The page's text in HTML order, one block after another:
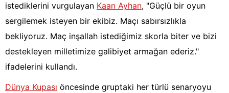
istediklerini vurgulayan Kaan Ayhan, "Güçlü bir oyun
sergilemek isteyen bir ekibiz. Maçı sabırsızlıkla
bekliyoruz. Maç inşallah istediğimiz skorla biter ve bizi
destekleyen milletimize galibiyet armağan ederiz."
ifadelerini kullandı.
Dünya Kupası öncesinde gruptaki her türlü senaryoyu